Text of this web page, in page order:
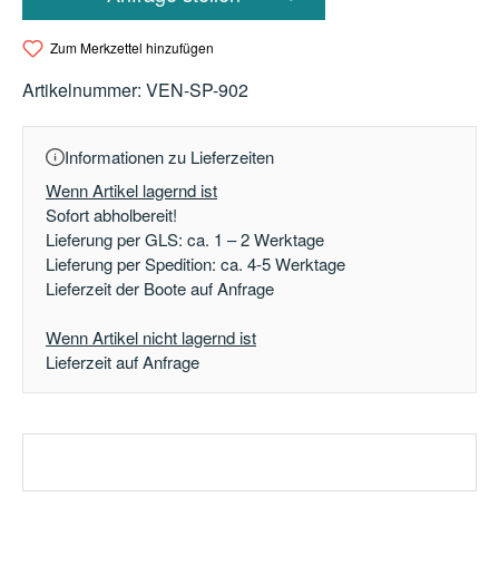
Zum Merkzettel hinzufügen
Artikelnummer: VEN-SP-902
Informationen zu Lieferzeiten
Wenn Artikel lagernd ist
Sofort abholbereit!
Lieferung per GLS: ca. 1 – 2 Werktage
Lieferung per Spedition: ca. 4-5 Werktage
Lieferzeit der Boote auf Anfrage
Wenn Artikel nicht lagernd ist
Lieferzeit auf Anfrage